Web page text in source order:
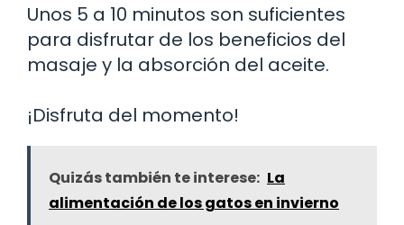
Unos 5 a 10 minutos son suficientes
para disfrutar de los beneficios del
masaje y la absorción del aceite.
¡Disfruta del momento!
Quizás también te interese: La
alimentación de los gatos en invierno